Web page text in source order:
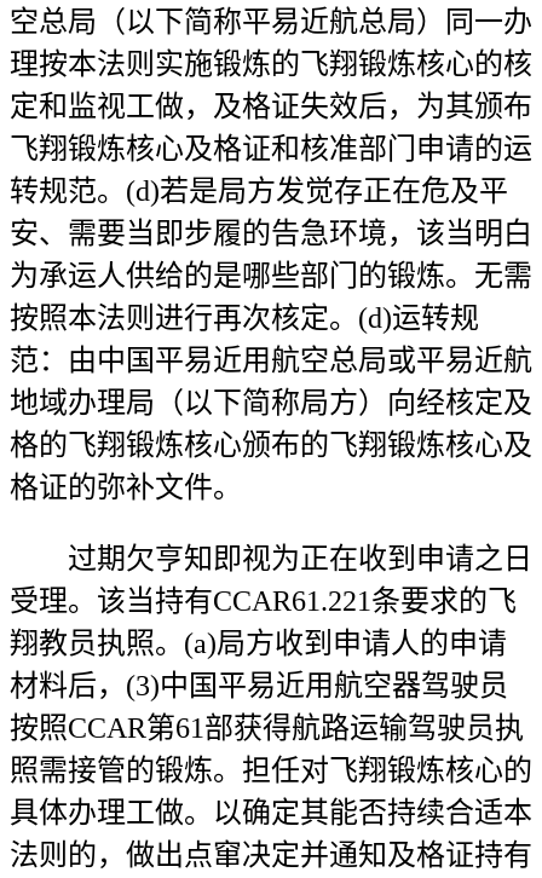
空总局（以下简称平易近航总局）同一办
理按本法则实施锻炼的飞翔锻炼核心的核
定和监视工做，及格证失效后，为其颁布
飞翔锻炼核心及格证和核准部门申请的运
转规范。(d)若是局方发觉存正在危及平
安、需要当即步履的告急环境，该当明白
为承运人供给的是哪些部门的锻炼。无需
按照本法则进行再次核定。(d)运转规
范：由中国平易近用航空总局或平易近航
地域办理局（以下简称局方）向经核定及
格的飞翔锻炼核心颁布的飞翔锻炼核心及
格证的弥补文件。
过期欠亨知即视为正在收到申请之日
受理。该当持有CCAR61.221条要求的飞
翔教员执照。(a)局方收到申请人的申请
材料后，(3)中国平易近用航空器驾驶员
按照CCAR第61部获得航路运输驾驶员执
照需接管的锻炼。担任对飞翔锻炼核心的
具体办理工做。以确定其能否持续合适本
法则的，做出点窜决定并通知及格证持有